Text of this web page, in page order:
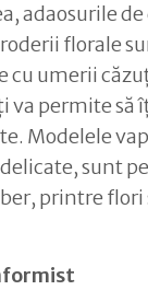
adaosurile
florale
cu umerii
va permite să
Modelele
sunt
printre flori